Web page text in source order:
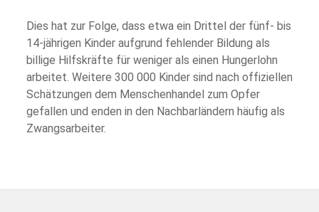
Dies hat zur Folge, dass etwa ein Drittel der fünf- bis
14-jährigen Kinder aufgrund fehlender Bildung als
billige Hilfskräfte für weniger als einen Hungerlohn
arbeitet. Weitere 300 000 Kinder sind nach offiziellen
Schätzungen dem Menschenhandel zum Opfer
gefallen und enden in den Nachbarländern häufig als
Zwangsarbeiter.